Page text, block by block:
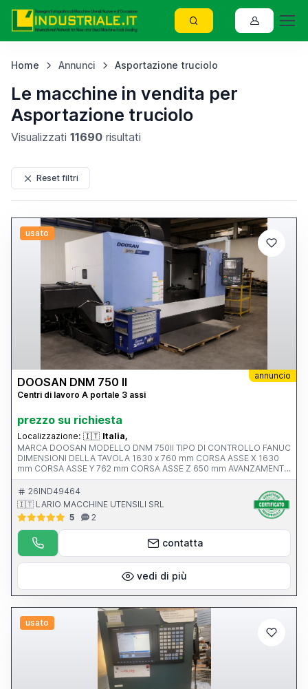
Home Annunci Asportazione truciolo
Le macchine in vendita per
Asportazione truciolo
Visualizzati 11690 risultati
Reset filtri
usato
annuncio
DOOSAN DNM 750 II
Centri di lavoro A portale 3 assi
prezzo su richiesta
Localizzazione: 🇮🇹 Italia,
MARCA DOOSAN MODELLO DNM 750II TIPO DI CONTROLLO FANUC
DIMENSIONI DELLA TAVOLA 1630 x 760 mm CORSA ASSE X 1630
mm CORSA ASSE Y 762 mm CORSA ASSE Z 650 mm AVANZAMENTO
RAPIDO ASSI X-Y-Z ATTACCO MANDRINO Iso 40 VELOCITA’
MANDRINO 12.000 rpm ANNO V MACCHINA CE 2017 PESO 13500
KG
26IND49464
🇮🇹 LARIO MACCHINE UTENSILI SRL
5
2
contatta
vedi di più
usato